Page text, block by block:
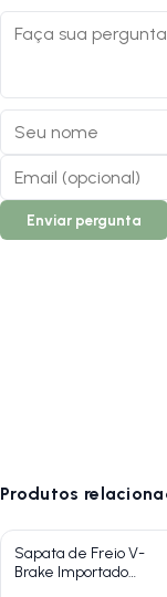
ajuste ou sujeira no
específico para evitar
Siga-nos no
Assista nosso canal
Enviar pergunta
Produtos
Sapata de Freio V-
Brake Importado